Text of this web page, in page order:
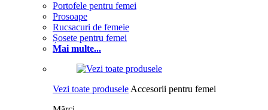
Portofele pentru femei
Prosoape
Rucsacuri de femeie
Șosete pentru femei
Mai multe...
Vezi toate produsele Accesorii pentru femei